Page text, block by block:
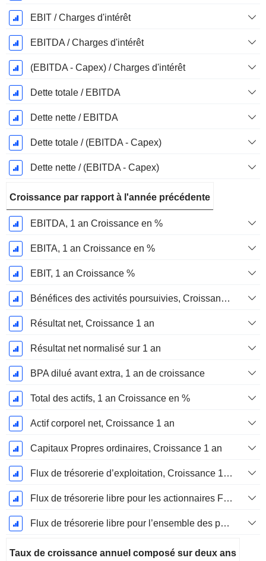
EBIT / Charges d'intérêt
EBITDA / Charges d'intérêt
(EBITDA - Capex) / Charges d'intérêt
Dette totale / EBITDA
Dette nette / EBITDA
Dette totale / (EBITDA - Capex)
Dette nette / (EBITDA - Capex)
Croissance par rapport à l'année précédente
EBITDA, 1 an Croissance en %
EBITA, 1 an Croissance en %
EBIT, 1 an Croissance %
Bénéfices des activités poursuivies, Croissance 1 an
Résultat net, Croissance 1 an
Résultat net normalisé sur 1 an
BPA dilué avant extra, 1 an de croissance
Total des actifs, 1 an Croissance en %
Actif corporel net, Croissance 1 an
Capitaux Propres ordinaires, Croissance 1 an
Flux de trésorerie d’exploitation, Croissance 1 an
Flux de trésorerie libre pour les actionnaires FCFE, Croissance 1 an
Flux de trésorerie libre pour l’ensemble des pourvoyeurs de fonds (créanciers et actionnaires) FCFF, Croissance 1 an
Taux de croissance annuel composé sur deux ans